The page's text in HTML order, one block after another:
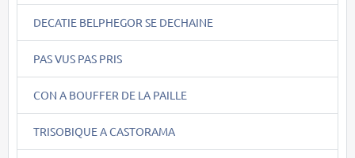
DECATIE BELPHEGOR SE DECHAINE
PAS VUS PAS PRIS
CON A BOUFFER DE LA PAILLE
TRISOBIQUE A CASTORAMA